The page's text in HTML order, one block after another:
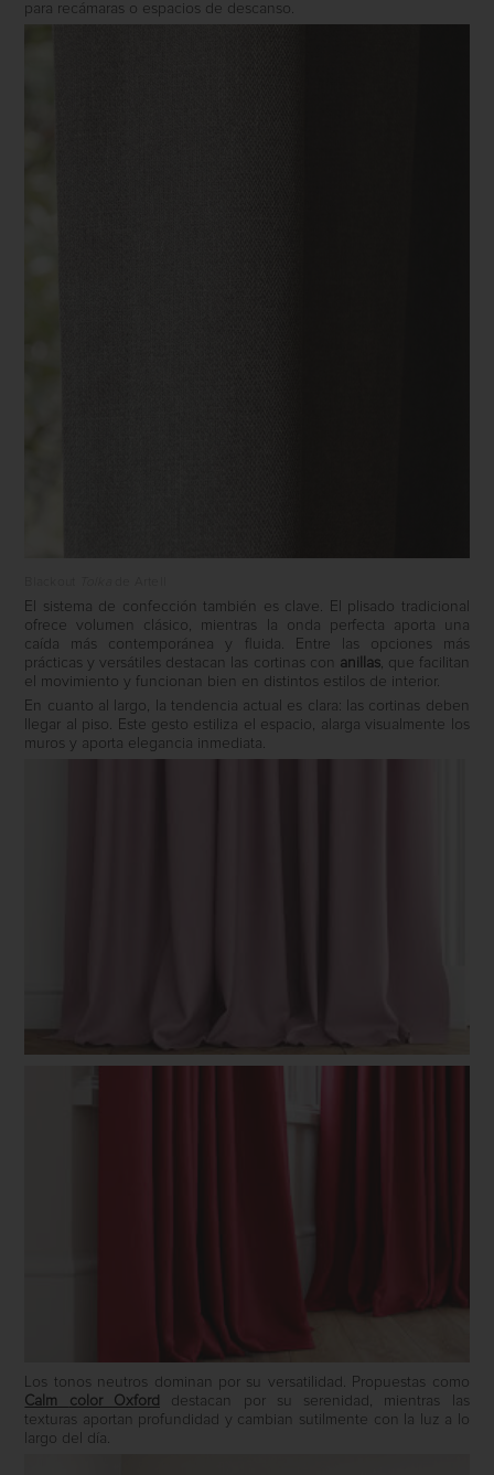
para recámaras o espacios de descanso.
El sistema de confección también es clave. El plisado tradicional
ofrece volumen clásico, mientras la onda perfecta aporta una
caída más contemporánea y fluida. Entre las opciones más
prácticas y versátiles destacan las cortinas con anillas, que facilitan
el movimiento y funcionan bien en distintos estilos de interior.
En cuanto al largo, la tendencia actual es clara: las cortinas deben
llegar al piso. Este gesto estiliza el espacio, alarga visualmente los
muros y aporta elegancia inmediata.
Los tonos neutros dominan por su versatilidad. Propuestas como
Calm color Oxford
destacan por su serenidad, mientras las
texturas aportan profundidad y cambian sutilmente con la luz a lo
largo del día.